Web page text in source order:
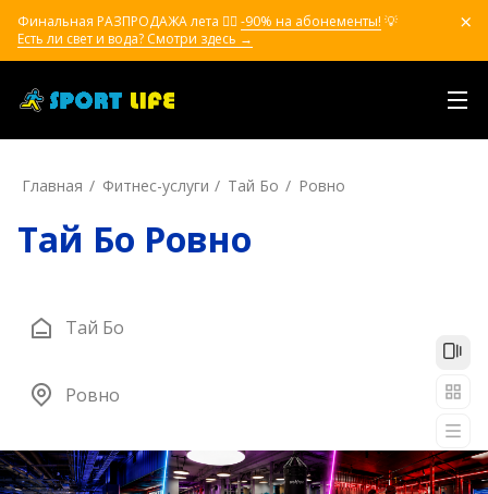
Финальная РАЗПРОДАЖА лета ❤️‍🔥 -90% на абонементы! 💡
Есть ли свет и вода? Смотри здесь →
Главная Фитнес-услуги Тай Бо Ровно
Тай Бо Ровно
Тай Бо
Ровно